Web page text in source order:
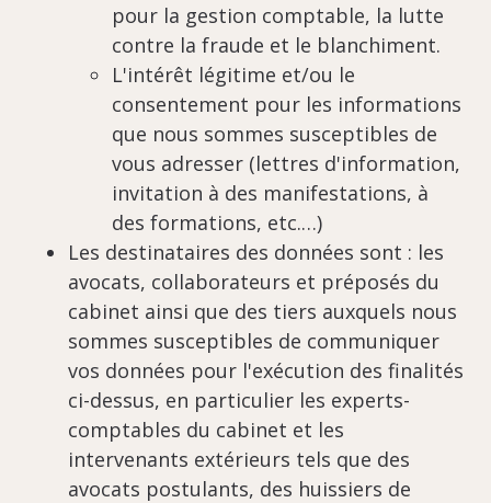
pour la gestion comptable, la lutte
contre la fraude et le blanchiment.
L'intérêt légitime et/ou le
consentement pour les informations
que nous sommes susceptibles de
vous adresser (lettres d'information,
invitation à des manifestations, à
des formations, etc.…)
Les destinataires des données sont : les
avocats, collaborateurs et préposés du
cabinet ainsi que des tiers auxquels nous
sommes susceptibles de communiquer
vos données pour l'exécution des finalités
ci-dessus, en particulier les experts-
comptables du cabinet et les
intervenants extérieurs tels que des
avocats postulants, des huissiers de